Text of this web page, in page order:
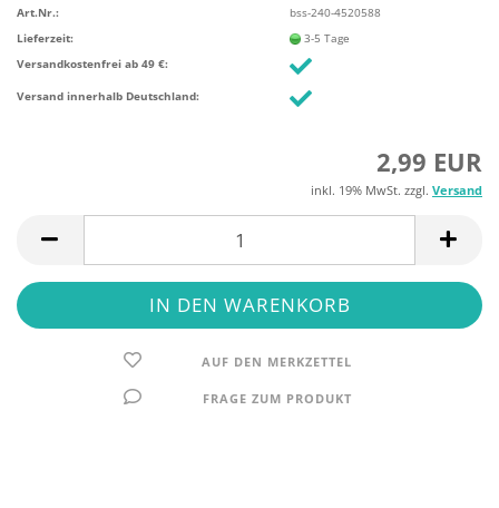
Art.Nr.:
bss-240-4520588
Lieferzeit:
3-5 Tage
Versandkostenfrei ab 49 €:
Versand innerhalb Deutschland:
2,99 EUR
inkl. 19% MwSt. zzgl. Versand
AUF DEN MERKZETTEL
FRAGE ZUM PRODUKT